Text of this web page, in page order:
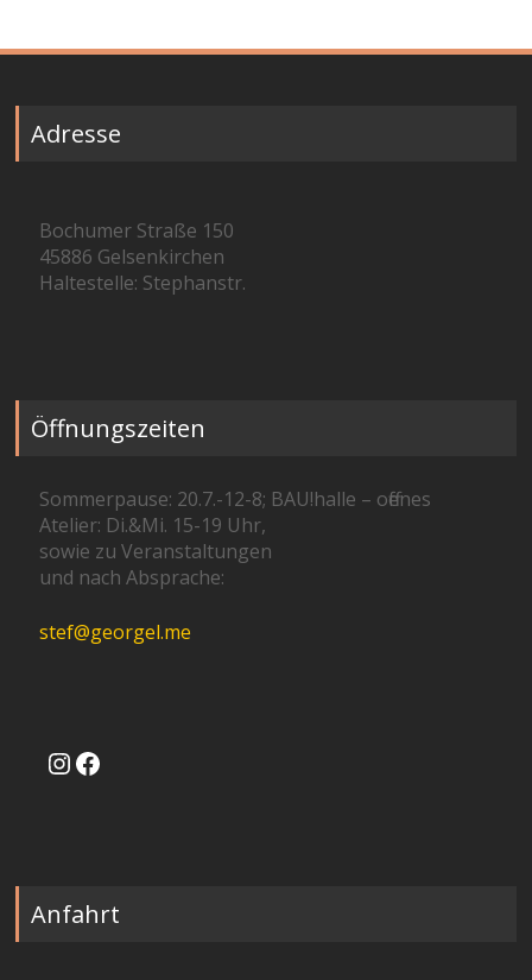
Adresse
Bochumer Straße 150
45886 Gelsenkirchen
Haltestelle: Stephanstr.
Öffnungszeiten
Sommerpause: 20.7.-12-8; BAU!halle – offenes
Atelier: Di.&Mi. 15-19 Uhr,
sowie zu Veranstaltungen
und nach Absprache:
stef@georgel.me
Instagram
Facebook
Anfahrt